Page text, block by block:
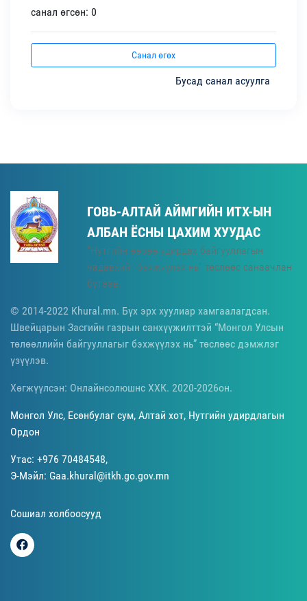
санал өгсөн: 0
Санал өгөх
Бусад санал асуулга
ГОВЬ-АЛТАЙ АЙМГИЙН ИТХ-ЫН
АЛБАН ЁСНЫ ЦАХИМ ХУУДАС
"Нутгийн өөрөө удирдах байгууллагын
чадавхийг бэхжүүлэх нь" төслөөс санаачлан
бүтээв.
© 2014-2022 Khural.mn. Бүх эрх хуулиар хамгаалагдсан.
Швейцарын Засгийн газрын санхүүжилттэй “Монгол Улсын
төлөөллийн байгууллагыг бэхжүүлэх нь” төслөөс дэмжлэг
үзүүлэв.
Хөгжүүлсэн: Онлайнсолюшнс ХХК. 2020-2026он.
Монгол Улс, Есөнбулаг сум, Алтай хот, Нутгийн удирдлагын
Ордон
Утас: +976 70484548,
Э-Мэйл: Gaa.khural@itkh.go.gov.mn
Сошиал холбоосууд